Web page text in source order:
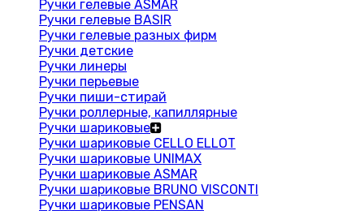
Ручки гелевые ASMAR
Ручки гелевые BASIR
Ручки гелевые разных фирм
Ручки детские
Ручки линеры
Ручки перьевые
Ручки пиши-стирай
Ручки роллерные, капиллярные
Ручки шариковые
Ручки шариковые CELLO ELLOT
Ручки шариковые UNIMAX
Ручки шариковые ASMAR
Ручки шариковые BRUNO VISCONTI
Ручки шариковые PENSAN